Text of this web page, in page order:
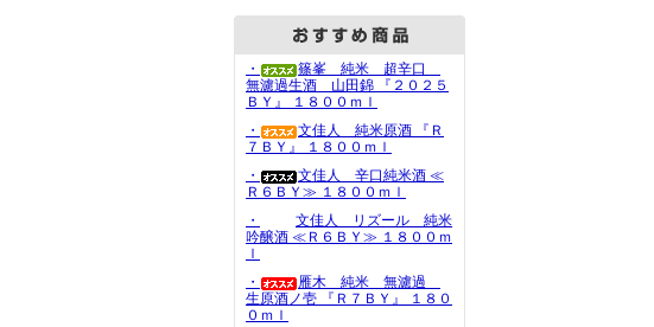
・
篠峯 純米 超辛口
無濾過生酒 山田錦 『２０２５
ＢＹ』 １８００ｍｌ
・
文佳人 純米原酒 『Ｒ
７ＢＹ』 １８００ｍｌ
・
文佳人 辛口純米酒 ≪
Ｒ６ＢＹ≫ １８００ｍｌ
・
文佳人 リズール 純米
吟醸酒 ≪Ｒ６ＢＹ≫ １８００ｍ
ｌ
・
雁木 純米 無濾過
生原酒ノ壱 『Ｒ７ＢＹ』 １８０
０ｍｌ